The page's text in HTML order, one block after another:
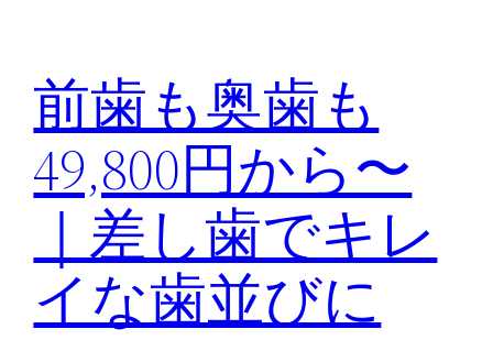
前歯も奥歯も
49,800円から〜
｜差し歯でキレ
イな歯並びに